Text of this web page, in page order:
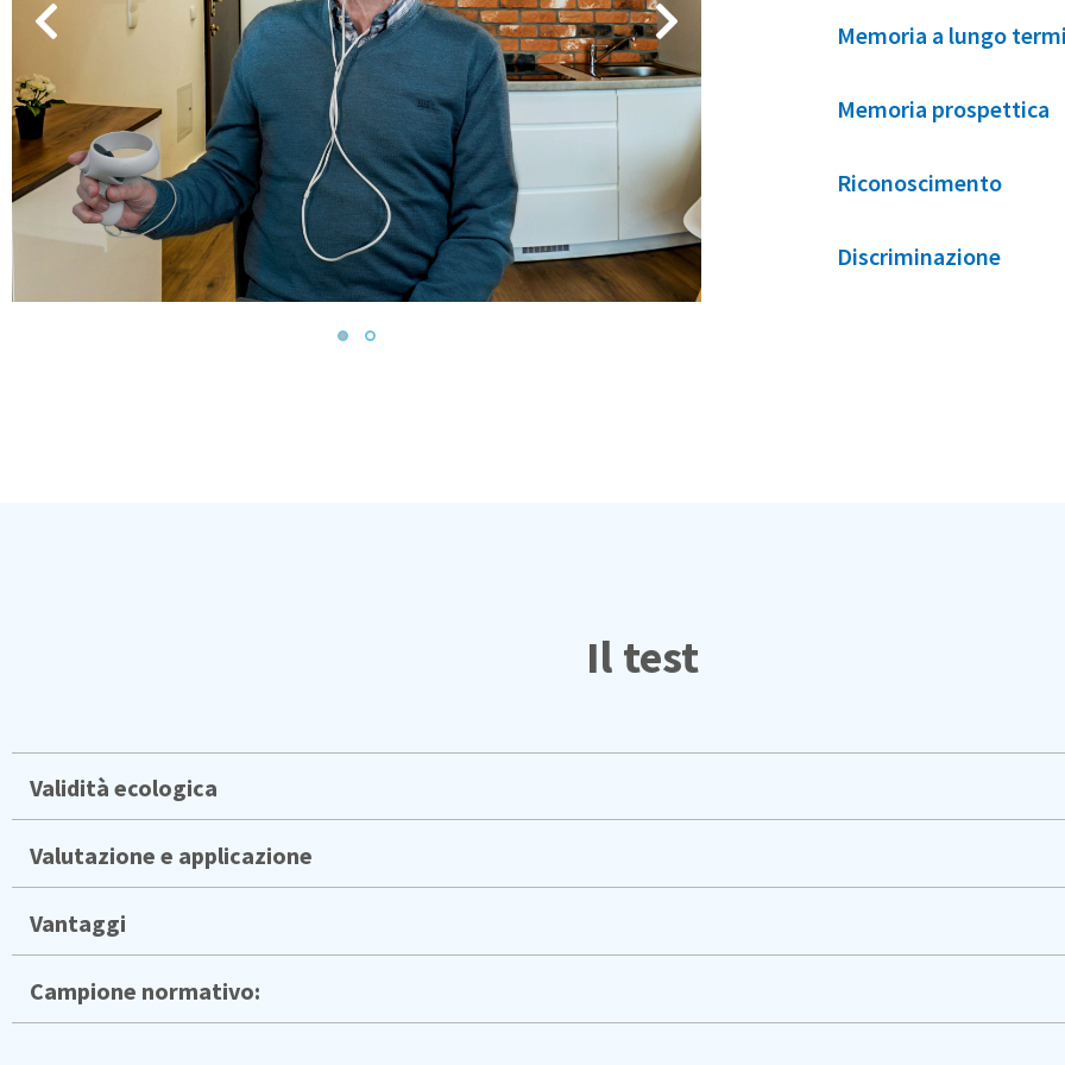
Memoria a lungo
Memoria prospettica
Riconoscimento
Discriminazione
Il test
Validità ecologica
Valutazione e applicazione
Vantaggi
Campione normativo: